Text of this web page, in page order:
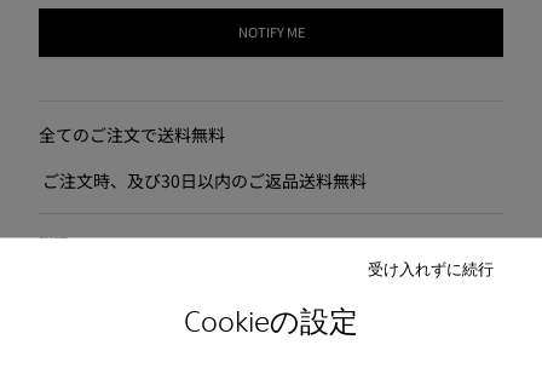
Cookieの設定
受け入れずに続行
NOTIFY ME
全てのご注文で送料無料
ご注文時、及び30日以内のご返品送料無料
説明